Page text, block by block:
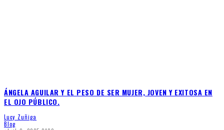
ÁNGELA AGUILAR Y EL PESO DE SER MUJER, JOVEN Y EXITOSA EN
EL OJO PÚBLICO.
Lucy Zuñiga
Blog